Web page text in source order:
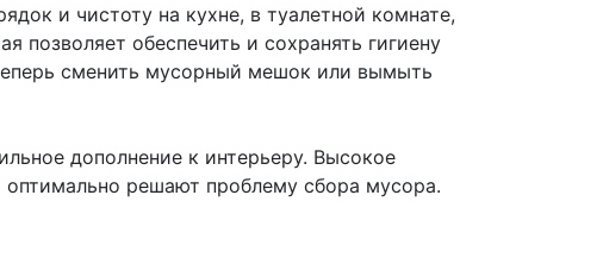
и чистоту на кухне, в туалетной комнате,
обеспечить и сохранять гигиену
сменить мусорный мешок или вымыть
дополнение к интерьеру. Высокое
оптимально решают проблему сбора мусора.